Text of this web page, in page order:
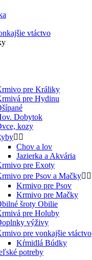
vtáctvo
pre Králiky
pre Hydinu
Dobytok
kozy
 
Chov a lov
Jazierka a Akvária
pre Exoty
pre Psov a Mačky 
Krmivo pre Psov
Krmivo pre Mačky
šroty Obilie
pre Holuby
výživy
pre vonkajšie vtáctvo
Kŕmidlá Búdky
potreby